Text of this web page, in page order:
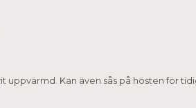
uppvärmd. Kan även sås på hösten för